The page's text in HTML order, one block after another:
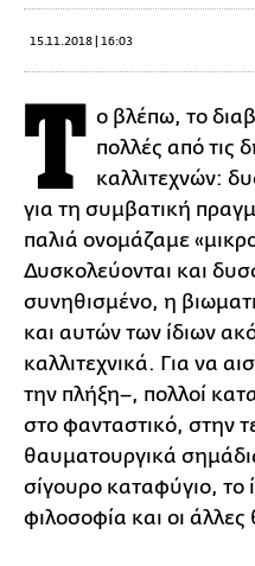
15.11.2018 | 16:03
Τ ο βλέπω, το
πολλές από τις
καλλιτεχνών:
για τη συμβατική
παλιά ονομάζαμε
Δυσκολεύονται και
συνηθισμένο, η
και αυτών των ίδιων
καλλιτεχνικά. Για να
την πλήξη–, πολλοί
στο φανταστικό, στην
θαυματουργικά
σίγουρο καταφύγιο, το
φιλοσοφία και οι